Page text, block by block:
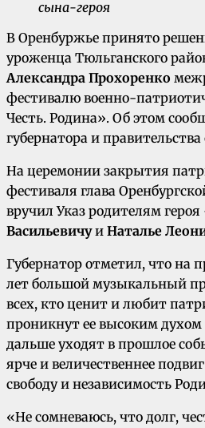
сына-героя
В Оренбуржье принято
уроженца Тюльганского
Александра Прохоренко
фестивалю военно-
Честь. Родина». Об этом
губернатора и правительства
На церемонии закрытия
фестиваля глава
вручил Указ родителям
Васильевичуи Наталье
Губернатор отметил, что на
лет большой музыкальный
всех, кто ценит и любит
проникнут ее высоким
дальше уходят в прошлое
ярче и величественнее
свободу и независимость
«Не сомневаюсь, что долг,